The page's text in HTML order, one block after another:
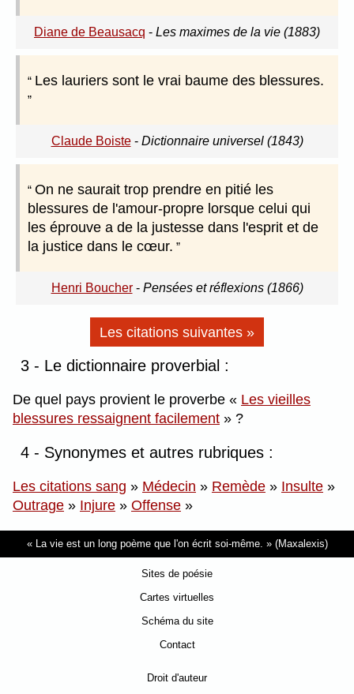
Diane de Beausacq - Les maximes de la vie (1883)
Les lauriers sont le vrai baume des blessures.
Claude Boiste- Dictionnaire universel (1843)
On ne saurait trop prendre en pitié les
blessures de l'amour-propre lorsque celui qui
les éprouve a de la justesse dans l'esprit et de
la justice dans le cœur.
Henri Boucher- Pensées et réflexions (1866)
Les citations suivantes »
3 - Le dictionnaire proverbial :
De quel pays provient le proverbe
Les vieilles
blessures ressaignent facilement
?
4 - Synonymes et autres rubriques :
Les citations sang » Médecin » Remède » Insulte »
Outrage » Injure » Offense »
La vie est un long poème que l'on écrit soi-même. (Maxalexis)
Sites de poésie
Cartes virtuelles
Schéma du site
Contact
Droit d'auteur